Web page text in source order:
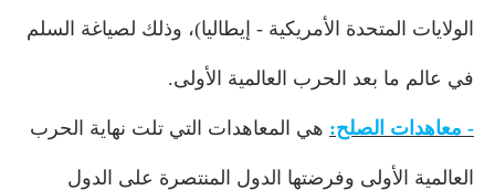
الولايات المتحدة الأمريكية - إيطاليا)، وذلك لصياغة السلم
في عالم ما بعد الحرب العالمية الأولى.
- معاهدات الصلح: هي المعاهدات التي تلت نهاية الحرب
العالمية الأولى وفرضتها الدول المنتصرة على الدول